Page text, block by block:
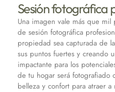
Sesión fotográfica
Una imagen vale más que
de sesión fotográfica
propiedad sea capturada de
sus puntos fuertes y creando
impactante para los
de tu hogar será fotografiado
belleza y confort para atraer a